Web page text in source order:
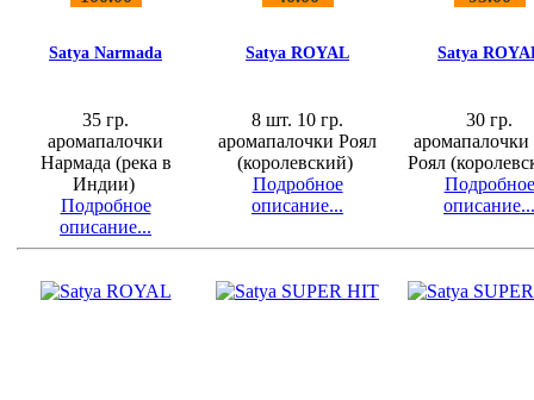
Satya Narmada
35 гр.
аромапалочки
Нармада (река в
Индии)
Подробное
описание...
Satya ROYAL
8 шт. 10 гр.
аромапалочки Роял
(королевский)
Подробное
описание...
Satya
30 гр.
Роял
Подробное